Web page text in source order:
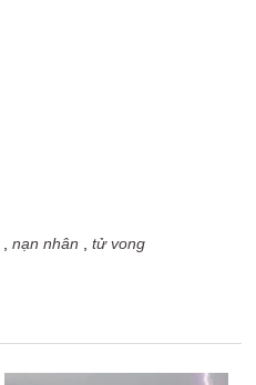
,nạn nhân ,tử vong